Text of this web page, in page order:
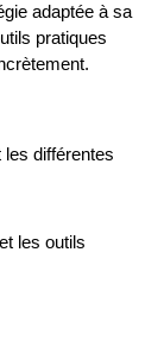
adaptée à sa
pratiques
les différentes
les outils